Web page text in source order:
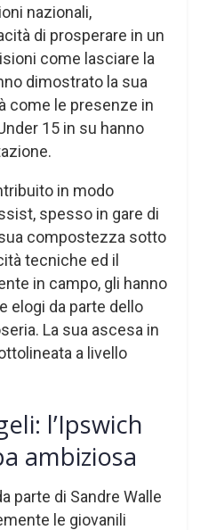
nazionali,
di prosperare in un
come lasciare la
dimostrato la sua
come le presenze in
15 in su hanno
in modo
spesso in gare di
compostezza sotto
tecniche ed il
in campo, gli hanno
elogi da parte dello
La sua ascesa in
a livello
l’Ipswich
ambiziosa
parte di Sandre Walle
le giovanili